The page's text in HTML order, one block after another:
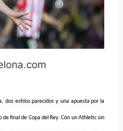
dos estilos parecidos y una apuesta por la
final de Copa del Rey. Con un Athletic sin